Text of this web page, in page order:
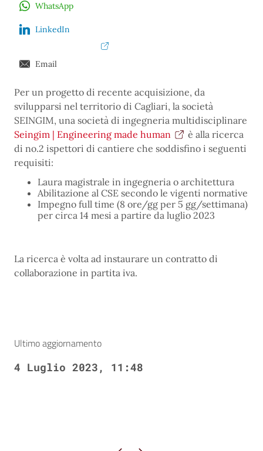
WhatsApp
LinkedIn
Email
Per un progetto di recente acquisizione, da
svilupparsi nel territorio di Cagliari, la società
SEINGIM, una società di ingegneria multidisciplinare
Seingim | Engineering made human
è alla ricerca
di no.2 ispettori di cantiere che soddisfino i seguenti
requisiti:
Laura magistrale in ingegneria o architettura
Abilitazione al CSE secondo le vigenti normative
Impegno full time (8 ore/gg per 5 gg/settimana)
per circa 14 mesi a partire da luglio 2023
La ricerca è volta ad instaurare un contratto di
collaborazione in partita iva.
Ultimo aggiornamento
4 Luglio 2023, 11:48